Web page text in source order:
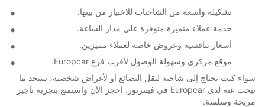
تشكيلة واسعة من الشاحنات للاختيار من بينها.
خدمة عملاء متميزة متوفرة على مدار الساعة.
أسعار تنافسية وعروض خاصة لعملاء مميزين.
موقع مركزي وسهولة الوصول لأقرب فرع Europcar.
سواء كنت تحتاج إلى شاحنة لنقل البضائع أو لأغراض شخصية، ستجد ما
تبحث عنه لدى Europcar في فينترتور. احجز الآن واستمتع بتجربة تأجير
مريحة وسلسة.